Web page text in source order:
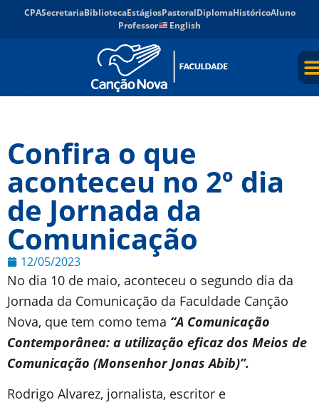
CPASecretariaBibliotecaEstágiosPastoralDiplomaHistóricoAluno
Professor
English
Confira o que
aconteceu no 2º dia
de Jornada da
Comunicação
12/05/2023
No dia 10 de maio, aconteceu o segundo dia da
Jornada da Comunicação da Faculdade Canção
Nova, que tem como tema “A Comunicação
Contemporânea: a utilização eficaz dos Meios de
Comunicação (Monsenhor Jonas Abib)”.
Rodrigo Alvarez, jornalista, escritor e